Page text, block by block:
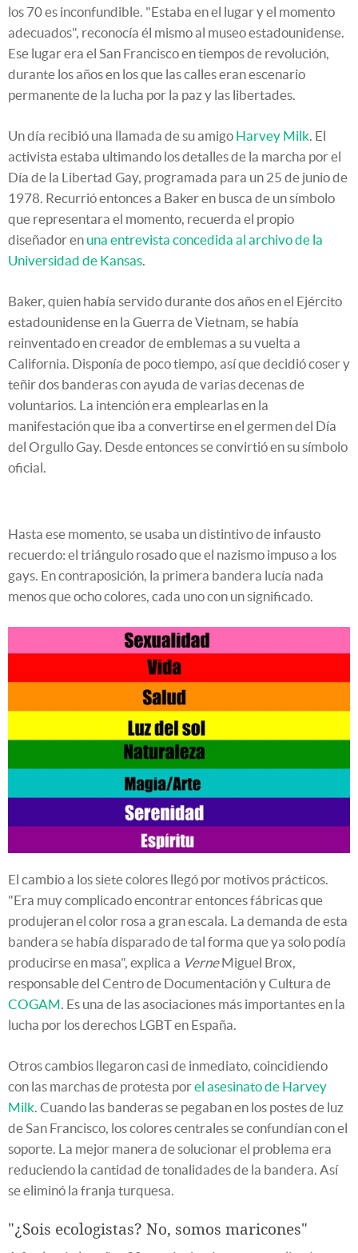
los 70 es inconfundible. "Estaba en el lugar y el momento
adecuados", reconocía él mismo al museo estadounidense.
Ese lugar era el San Francisco en tiempos de revolución,
durante los años en los que las calles eran escenario
permanente de la lucha por la paz y las libertades.
Un día recibió una llamada de su amigo Harvey Milk. El
activista estaba ultimando los detalles de la marcha por el
Día de la Libertad Gay, programada para un 25 de junio de
1978. Recurrió entonces a Baker en busca de un símbolo
que representara el momento, recuerda el propio
diseñador en una entrevista concedida al archivo de la
Universidad de Kansas.
Baker, quien había servido durante dos años en el Ejército
estadounidense en la Guerra de Vietnam, se había
reinventado en creador de emblemas a su vuelta a
California. Disponía de poco tiempo, así que decidió coser y
teñir dos banderas con ayuda de varias decenas de
voluntarios. La intención era emplearlas en la
manifestación que iba a convertirse en el germen del Día
del Orgullo Gay. Desde entonces se convirtió en su símbolo
oficial.
Hasta ese momento, se usaba un distintivo de infausto
recuerdo: el triángulo rosado que el nazismo impuso a los
gays. En contraposición, la primera bandera lucía nada
menos que ocho colores, cada uno con un significado.
El cambio a los siete colores llegó por motivos prácticos.
"Era muy complicado encontrar entonces fábricas que
produjeran el color rosa a gran escala. La demanda de esta
bandera se había disparado de tal forma que ya solo podía
producirse en masa", explica a VerneMiguel Brox,
responsable del Centro de Documentación y Cultura de
COGAM. Es una de las asociaciones más importantes en la
lucha por los derechos LGBT en España.
Otros cambios llegaron casi de inmediato, coincidiendo
con las marchas de protesta porel asesinato de Harvey
Milk. Cuando las banderas se pegaban en los postes de luz
de San Francisco, los colores centrales se confundían con el
soporte. La mejor manera de solucionar el problema era
reduciendo la cantidad de tonalidades de la bandera. Así
se eliminó la franja turquesa.
"¿Sois ecologistas? No, somos maricones"